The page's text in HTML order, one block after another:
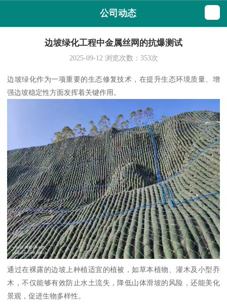
公司动态
边坡绿化工程中金属丝网的抗爆测试
2025-09-12 浏览次数： 353次
边坡绿化作为一项重要的生态修复技术，在提升生态环境质量、增
强边坡稳定性方面发挥着关键作用。
通过在裸露的边坡上种植适宜的植被，如草本植物、灌木及小型乔
木，不仅能够有效防止水土流失，降低山体滑坡的风险，还能美化
景观，促进生物多样性。